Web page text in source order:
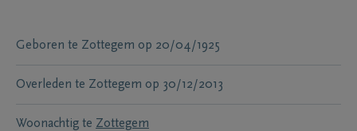
Geboren te Zottegem op 20/04/1925
Overleden te Zottegem op 30/12/2013
Woonachtig te Zottegem